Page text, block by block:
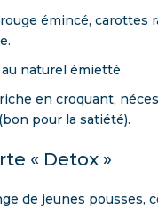
émincé, carottes
naturel émietté.
en croquant,
pour la satiété).
« Detox »
de jeunes pousses,